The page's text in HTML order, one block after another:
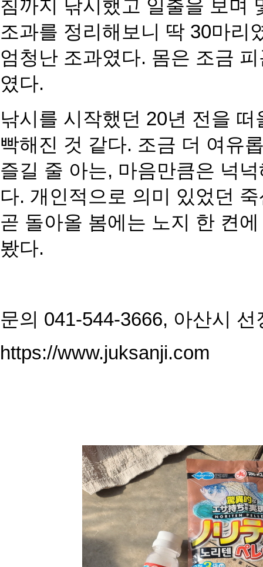
침까지 낚시했고 일출을 보며
조과를 정리해보니 딱 30마리
엄청난 조과였 다. 몸은 조금
였다.
낚시를 시작했던 20년 전을
빡해진 것 같다. 조금 더 여유
즐길 줄 아는, 마음만큼은 넉
다. 개인적으로 의미 있었던
곧 돌아올 봄에는 노지 한 켠
봤다.
문의 041-544-3666, 아산시
https://www.juksanji.com